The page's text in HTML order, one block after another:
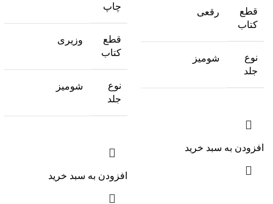
قطع
کتاب
رقعی
نوع
جلد
شومیز
افزودن به سبد خرید
چاپ
قطع
کتاب
وزیری
نوع
جلد
شومیز
افزودن به سبد خرید